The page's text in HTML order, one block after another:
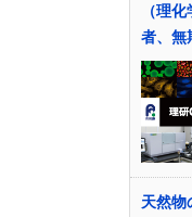
（理
者、無
天然物